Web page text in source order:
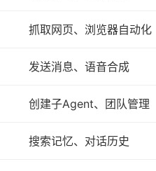
抓取网页、浏览器自动化
发送消息、语音合成
创建子Agent、团队管理
搜索记忆、对话历史